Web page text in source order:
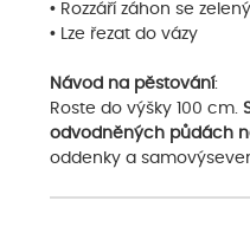
• Rozzáří záhon se
• Lze řezat do vázy
Návod na pěstování:
Roste do výšky 100 cm.
odvodněných půdách
oddenky a